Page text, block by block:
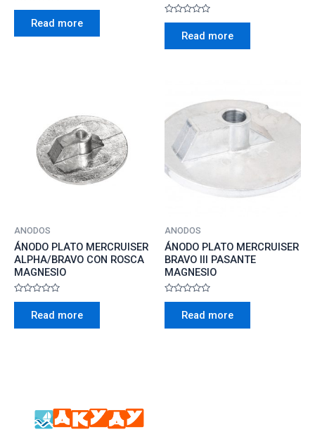
Rated
Read more
Rated
Read more
ANODOS
ÁNODO PLATO MERCRUISER
ALPHA/BRAVO CON ROSCA
MAGNESIO
Rated
Read more
ANODOS
ÁNODO PLATO MERCRUISER
BRAVO III PASANTE
MAGNESIO
Rated
Read more